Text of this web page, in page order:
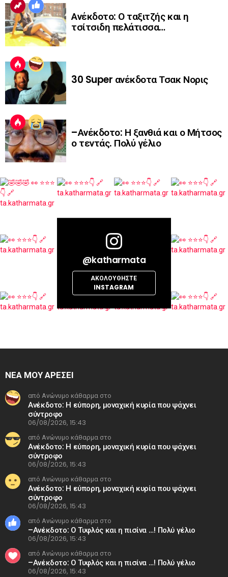
Ανέκδοτο: Ο ταξιτζής και η
τσίτσιδη πελάτισσα…
30 Super ανέκδοτα Τσακ Νορις
–Ανέκδοτο: Η ξανθιά και ο Μήτσος
ο τεντάς. Πολύ γέλιο
@katharmata
ΑΚΟΛΟΥΘΉΣΤΕ
INSTAGRAM
ΝΕΑ ΜΟΥ ΑΡΕΣΕΙ
από Ανώνυμο κάθαρμα στο
Ανέκδοτο: Η εύπορη, μοναχική κυρία που ψάχνει
σύντροφο
06/08/2026, 15:43
από Ανώνυμο κάθαρμα στο
Ανέκδοτο: Η εύπορη, μοναχική κυρία που ψάχνει
σύντροφο
06/08/2026, 15:43
από Ανώνυμο κάθαρμα στο
Ανέκδοτο: Η εύπορη, μοναχική κυρία που ψάχνει
σύντροφο
06/08/2026, 15:43
από Ανώνυμο κάθαρμα στο
–Ανέκδοτο: Ο Τυφλός και η πισίνα …! Πολύ γέλιο
06/08/2026, 15:43
από Ανώνυμο κάθαρμα στο
–Ανέκδοτο: Ο Τυφλός και η πισίνα …! Πολύ γέλιο
06/08/2026, 15:43